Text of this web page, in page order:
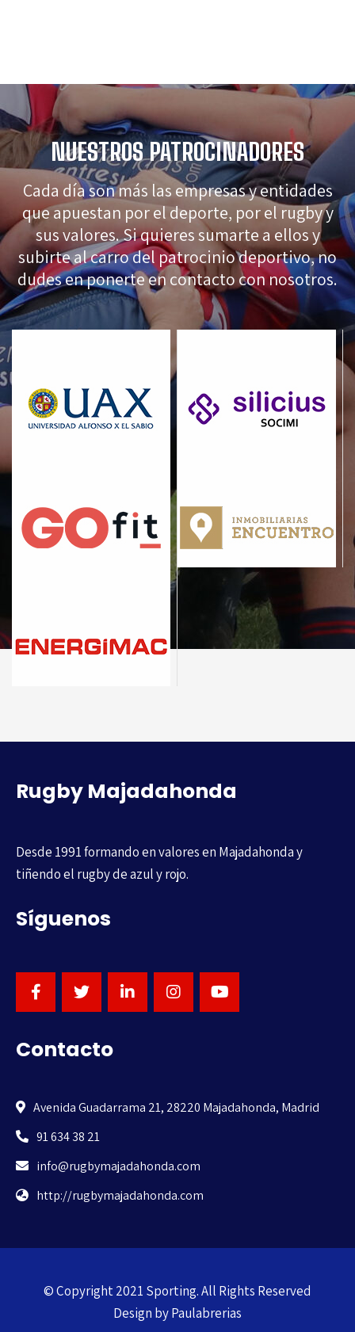
NUESTROS PATROCINADORES
Cada día son más las empresas y entidades
que apuestan por el deporte, por el rugby y
sus valores. Si quieres sumarte a ellos y
subirte al carro del patrocinio deportivo, no
dudes en ponerte en contacto con nosotros.
Rugby Majadahonda
Desde 1991 formando en valores en Majadahonda y
tiñendo el rugby de azul y rojo.
Síguenos
Contacto
Avenida Guadarrama 21, 28220 Majadahonda, Madrid
91 634 38 21
info@rugbymajadahonda.com
http://rugbymajadahonda.com
© Copyright 2021 Sporting. All Rights Reserved
Design byPaulabrerias